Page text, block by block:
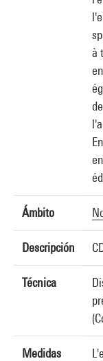
à
Ámbito
Descripción
Técnica
Medidas